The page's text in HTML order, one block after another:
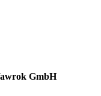
GmbH